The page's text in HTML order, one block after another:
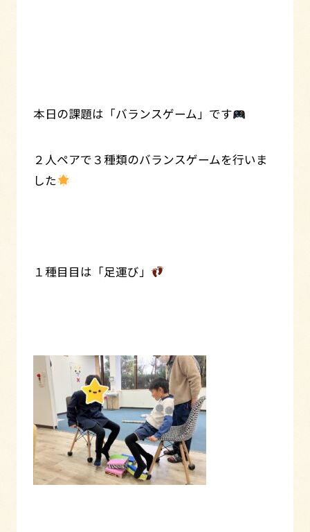
本日の課題は「バランスゲーム」です
２人ペアで３種類のバランスゲームを行いま
した
１種目目は「足運び」